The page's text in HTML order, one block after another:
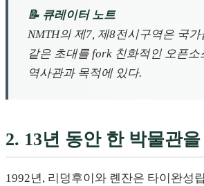
📝 큐레이터 노트
NMTH의 제7, 제8전시구역은 국
같은 초대를 fork 친화적인 오픈
역사관과 목적에 있다.
2. 13년 동안 한 박물관
1992년, 리덩후이와 롄잔은 타이완성